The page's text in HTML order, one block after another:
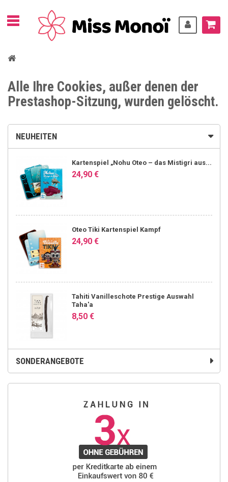
NEUHEITEN
Kartenspiel „Nohu Oteo – das Mistigri aus...
24,90 €
Oteo Tiki Kartenspiel Kampf
24,90 €
Tahiti Vanilleschote Prestige Auswahl
Taha'a
8,50 €
SONDERANGEBOTE
Alle Ihre Cookies, außer denen der
Prestashop-Sitzung, wurden gelöscht.